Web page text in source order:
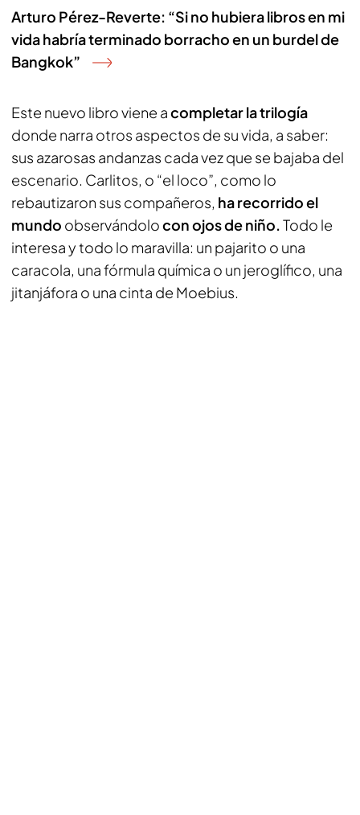
Arturo Pérez-Reverte: “Si no hubiera libros en mi
vida habría terminado borracho en un burdel de
Bangkok”
Este nuevo libro viene acompletar la trilogía
donde narra otros aspectos de su vida, a saber:
sus azarosas andanzas cada vez que se bajaba del
escenario. Carlitos, o “el loco”, como lo
rebautizaron sus compañeros, ha recorrido el
mundo observándolocon ojos de niño.Todo le
interesa y todo lo maravilla: un pajarito o una
caracola, una fórmula química o un jeroglífico, una
jitanjáfora o una cinta de Moebius.